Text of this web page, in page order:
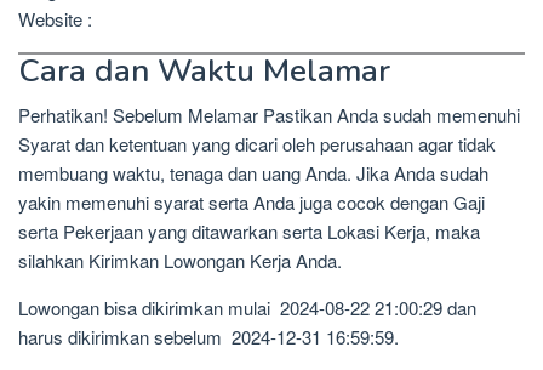
Website :
Cara dan Waktu Melamar
Perhatikan! Sebelum Melamar Pastikan Anda sudah memenuhi
Syarat dan ketentuan yang dicari oleh perusahaan agar tidak
membuang waktu, tenaga dan uang Anda. Jika Anda sudah
yakin memenuhi syarat serta Anda juga cocok dengan Gaji
serta Pekerjaan yang ditawarkan serta Lokasi Kerja, maka
silahkan Kirimkan Lowongan Kerja Anda.
Lowongan bisa dikirimkan mulai 2024-08-22 21:00:29 dan
harus dikirimkan sebelum 2024-12-31 16:59:59.